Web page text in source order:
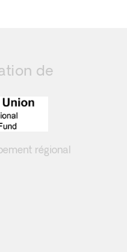
de
régional